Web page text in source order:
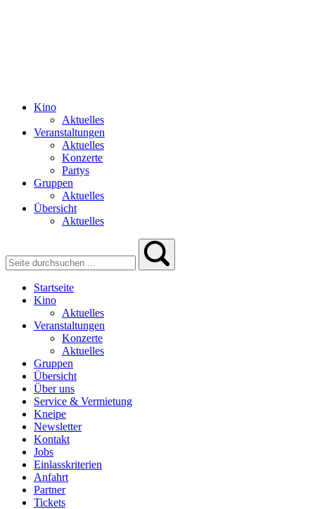
Kino
Aktuelles
Veranstaltungen
Aktuelles
Konzerte
Partys
Gruppen
Aktuelles
Übersicht
Aktuelles
Startseite
Kino
Aktuelles
Veranstaltungen
Konzerte
Aktuelles
Gruppen
Übersicht
Über uns
Service & Vermietung
Kneipe
Newsletter
Kontakt
Jobs
Einlasskriterien
Anfahrt
Partner
Tickets